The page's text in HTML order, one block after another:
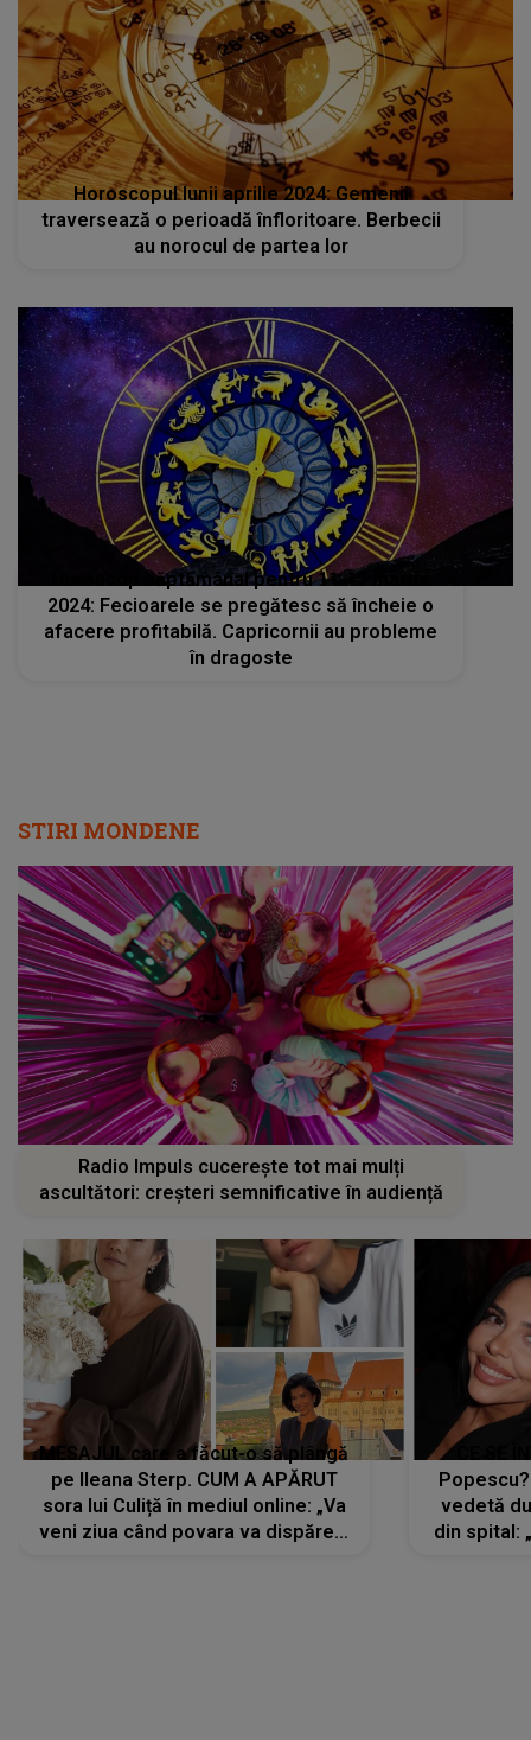
Horoscopul lunii aprilie 2024: Gemenii
traversează o perioadă înfloritoare. Berbecii
au norocul de partea lor
Horoscop săptămânal pentru 11-17 martie
2024: Fecioarele se pregătesc să încheie o
afacere profitabilă. Capricornii au probleme
în dragoste
STIRI MONDENE
Radio Impuls cucerește tot mai mulți
ascultători: creșteri semnificative în audiență
MESAJUL care a făcut-o să plângă
pe Ileana Sterp. CUM A APĂRUT
sora lui Culiță în mediul online: „Va
veni ziua când povara va dispărea,
vedetă
din spital: